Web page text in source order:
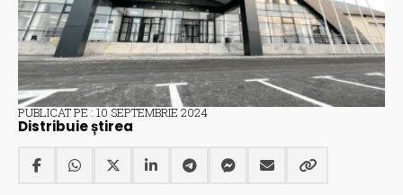
PUBLICAT PE : 10 SEPTEMBRIE 2024
Distribuie știrea